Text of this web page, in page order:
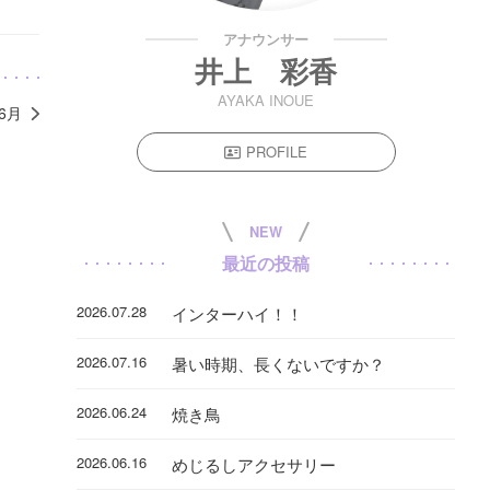
月
アナウンサー
井上 彩香
AYAKA INOUE
PROFILE
NEW
最近の投稿
2026.07.28 インターハイ！！
2026.07.16 暑い時期、長くないですか？
2026.06.24 焼き鳥
2026.06.16 めじるしアクセサリー